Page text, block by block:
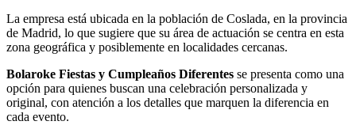
La empresa está ubicada en la población de Coslada, en la provincia
de Madrid, lo que sugiere que su área de actuación se centra en esta
zona geográfica y posiblemente en localidades cercanas.
Bolaroke Fiestas y Cumpleaños Diferentes se presenta como una
opción para quienes buscan una celebración personalizada y
original, con atención a los detalles que marquen la diferencia en
cada evento.